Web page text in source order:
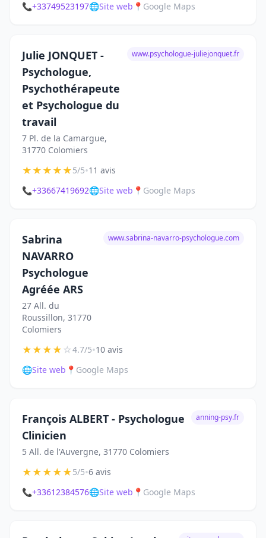
📞+33749523197🌐Site web 📍 Google Maps
Julie JONQUET -
Psychologue,
Psychothérapeute
et Psychologue du
travail
7 Pl. de la Camargue,
31770 Colomiers
www.psychologue-juliejonquet.fr
★★★★★5/5•11 avis
📞+33667419692🌐Site web 📍 Google Maps
Sabrina
NAVARRO
Psychologue
Agréée ARS
27 All. du
Roussillon, 31770
Colomiers
www.sabrina-navarro-psychologue.com
★★★★☆4.7/5•10 avis
🌐Site web 📍 Google Maps
François ALBERT - Psychologue
Clinicien
5 All. de l'Auvergne, 31770 Colomiers
anning-psy.fr
★★★★★5/5•6 avis
📞+33612384576🌐Site web 📍 Google Maps